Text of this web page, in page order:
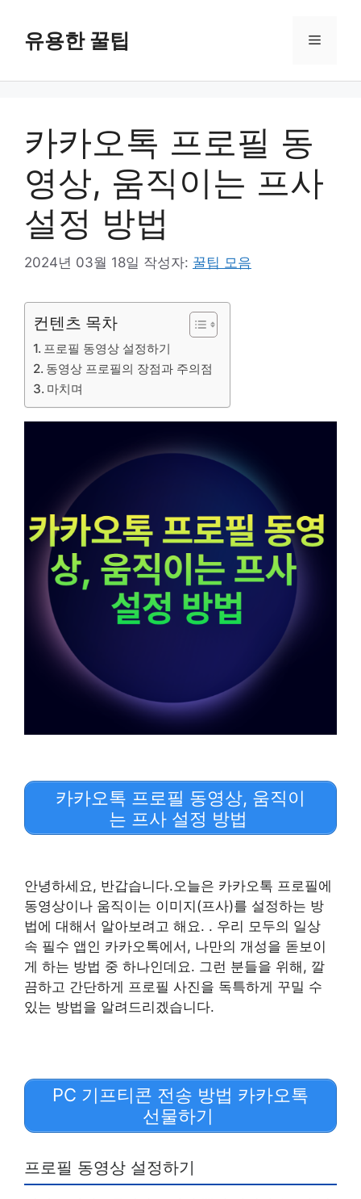
유용한 꿀팁 메
카카오톡 프로필 동
영상, 움직이는 프사
설정 방법
2024년 03월 18일 작성자: 꿀팁 모음
컨텐츠 목차
프로필 동영상 설정하기
동영상 프로필의 장점과 주의점
마치며
카카오톡 프로필 동영상, 움직이
는 프사 설정 방법
안녕하세요, 반갑습니다.오늘은 카카오톡 프로필에
동영상이나 움직이는 이미지(프사)를 설정하는 방
법에 대해서 알아보려고 해요. . 우리 모두의 일상
속 필수 앱인 카카오톡에서, 나만의 개성을 돋보이
게 하는 방법 중 하나인데요. 그런 분들을 위해, 깔
끔하고 간단하게 프로필 사진을 독특하게 꾸밀 수
있는 방법을 알려드리겠습니다.
PC 기프티콘 전송 방법 카카오톡
선물하기
프로필 동영상 설정하기